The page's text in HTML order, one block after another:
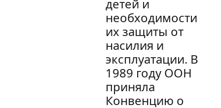
детей и
необходимости
их защиты от
насилия и
эксплуатации. В
1989 году ООН
приняла
Конвенцию о